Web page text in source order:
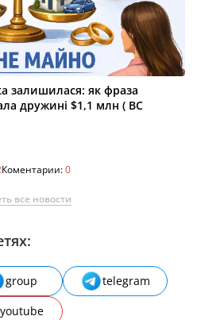
залишилася: як фраза
дружині $1,1 млн ( ВС
Коментарии:0
все новости
group
telegram
youtube